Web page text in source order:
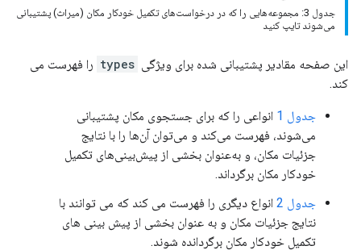
جدول 3: مجموعه‌هایی را که در درخواست‌های تکمیل خودکار مکان (میراث) پشتیبانی
می‌شوند تایپ کنید
این صفحه مقادیر پشتیبانی شده برای ویژگی types را فهرست می
کند.
جدول 1
انواعی را که برای جستجوی مکان پشتیبانی
می‌شوند، فهرست می‌کند و می‌توان آن‌ها را با نتایج
جزئیات مکان، و به‌عنوان بخشی از پیش‌بینی‌های تکمیل
خودکار مکان برگرداند.
جدول 2
انواع دیگری را فهرست می کند که می توانند با
نتایج جزئیات مکان و به عنوان بخشی از پیش بینی های
تکمیل خودکار مکان برگردانده شوند.